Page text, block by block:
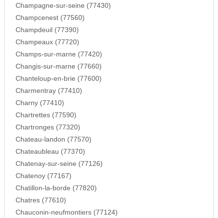
Champagne-sur-seine (77430)
Champcenest (77560)
Champdeuil (77390)
Champeaux (77720)
Champs-sur-marne (77420)
Changis-sur-marne (77660)
Chanteloup-en-brie (77600)
Charmentray (77410)
Charny (77410)
Chartrettes (77590)
Chartronges (77320)
Chateau-landon (77570)
Chateaubleau (77370)
Chatenay-sur-seine (77126)
Chatenoy (77167)
Chatillon-la-borde (77820)
Chatres (77610)
Chauconin-neufmontiers (77124)